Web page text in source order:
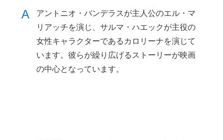
A
アントニオ・バンデラスが主人公のエル・マ
リアッチを演じ、サルマ・ハエックが主役の
女性キャラクターであるカロリーナを演じて
います。彼らが繰り広げるストーリーが映画
の中心となっています。